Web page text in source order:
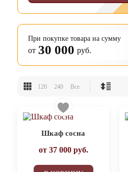
При покупке товара на сумму
от 30 000 руб.
120 240 Все
Шкаф сосна
от 37 000руб.